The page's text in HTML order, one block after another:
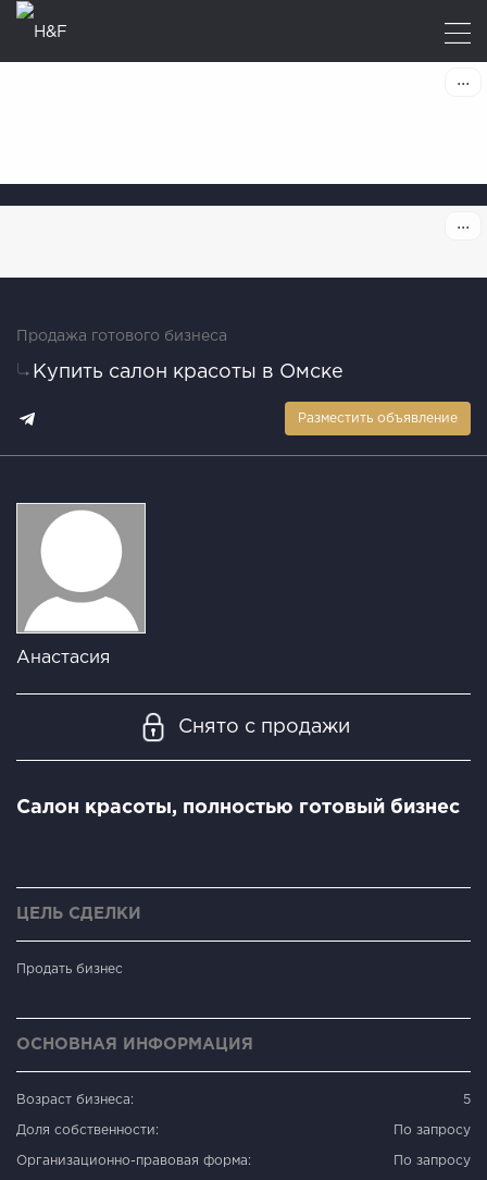
Продажа готового бизнеса
Купить салон красоты в Омске
Разместить объявление
Анастасия
Снято с продажи
Салон красоты, полностью готовый бизнес
ЦЕЛЬ СДЕЛКИ
Продать бизнес
ОСНОВНАЯ ИНФОРМАЦИЯ
Возраст бизнеса: 5
Доля собственности: По запросу
Организационно-правовая форма: По запросу